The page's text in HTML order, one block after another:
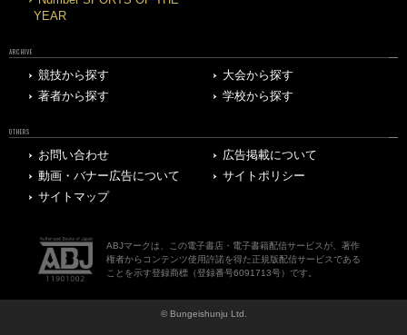
YEAR
ARCHIVE
競技から探す
大会から探す
著者から探す
学校から探す
OTHERS
お問い合わせ
広告掲載について
動画・バナー広告について
サイトポリシー
サイトマップ
ABJマークは、この電子書店・電子書籍配信サービスが、著作
権者からコンテンツ使用許諾を得た正規版配信サービスである
ことを示す登録商標（登録番号6091713号）です。
© Bungeishunju Ltd.